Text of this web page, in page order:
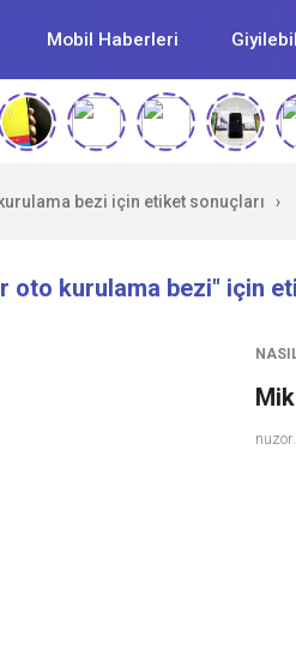
Mobil Haberleri
bezi için etiket sonuçları ›
oto kurulama bezi" için